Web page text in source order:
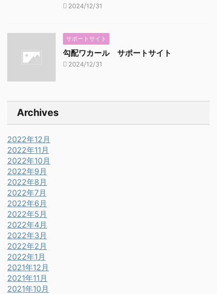
2024/12/31
サポートサイト
勾配ワカール サポートサイト
2024/12/31
Archives
2022年12月
2022年11月
2022年10月
2022年9月
2022年8月
2022年7月
2022年6月
2022年5月
2022年4月
2022年3月
2022年2月
2022年1月
2021年12月
2021年11月
2021年10月